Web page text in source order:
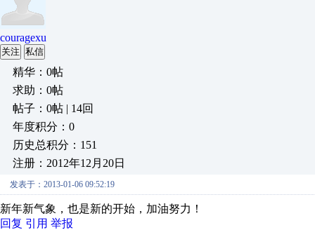
couragexu
关注 私信
精华：0帖
求助：0帖
帖子：0帖 | 14回
年度积分：0
历史总积分：151
注册：2012年12月20日
发表于：2013-01-06 09:52:19
新年新气象，也是新的开始，加油努力！
回复 引用 举报